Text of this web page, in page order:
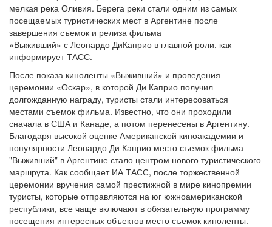
мелкая река Оливия. Берега реки стали одним из самых
посещаемых туристических мест в Аргентине после
завершения съемок и релиза фильма
«Выживший» с Леонардо ДиКаприо в главной роли, как
информирует ТАСС.
После показа киноленты «Выживший» и проведения
церемонии «Оскар», в которой Ди Каприо получил
долгожданную награду, туристы стали интересоваться
местами съемок фильма. Известно, что они проходили
сначала в США и Канаде, а потом перенесены в Аргентину.
Благодаря высокой оценке Американской киноакадемии и
популярности Леонардо Ди Каприо место съемок фильма
"Выживший" в Аргентине стало центром нового туристического
маршрута. Как сообщает ИА ТАСС, после торжественной
церемонии вручения самой престижной в мире кинопремии
туристы, которые отправляются на юг южноамериканской
республики, все чаще включают в обязательную программу
посещения интересных объектов место съемок киноленты.